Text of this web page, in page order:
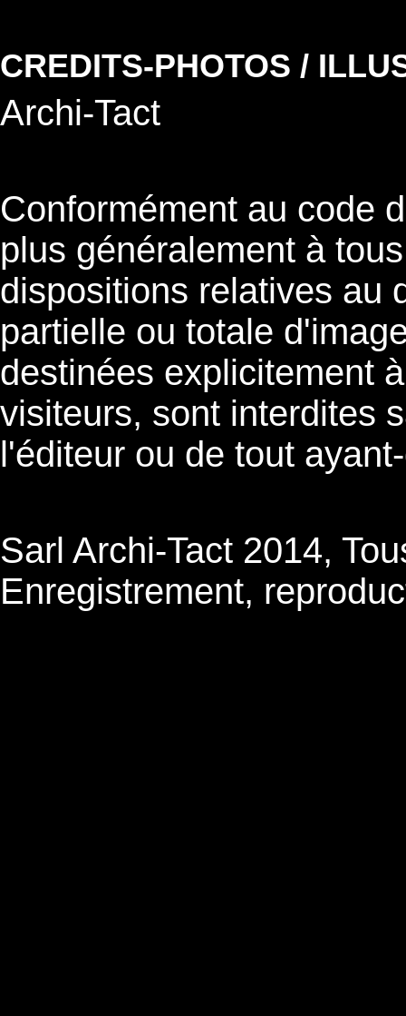
CREDITS-PHOTOS /
Archi-Tact
Conformément au code
plus généralement à
dispositions relatives au
partielle ou totale
destinées explicitement
visiteurs, sont interdites
l'éditeur ou de tout
Sarl Archi-Tact 2014,
Enregistrement,